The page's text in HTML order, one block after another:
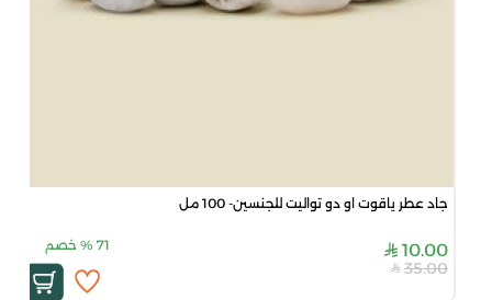
جاد عطر ياقوت او دو تواليت للجنسين- 100 مل
10.00
71
% خصم
35.00